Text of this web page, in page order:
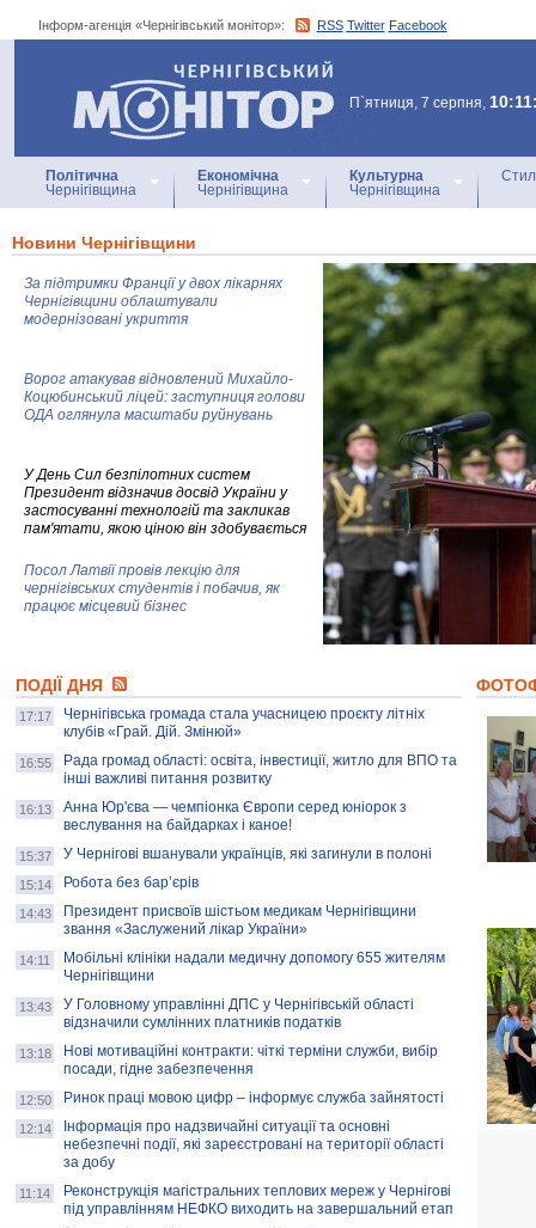
Інформ-агенція «Чернігівський монітор»: RSS Twitter Facebook
Інформ-агенція
«Чернігівський монітор»
П`ятниця, 7 серпня,
Політична
Чернігівщина
Економічна
Чернігівщина
Культурна
Чернігівщина
Новини Чернігівщини
За підтримки Франції у двох лікарнях
Чернігівщини облаштували
модернізовані укриття
Ворог атакував відновлений Михайло-
Коцюбинський ліцей: заступниця голови
ОДА оглянула масштаби руйнувань
У День Сил безпілотних систем
Президент відзначив досвід України у
застосуванні технологій та закликав
пам'ятати, якою ціною він здобувається
Посол Латвії провів лекцію для
чернігівських студентів і побачив, як
працює місцевий бізнес
колекцію про війну, емоції та тварин
AB InBev Efes Україна підтримала
навчальний проєкт "Молодіжна бізнес-
школа", спрямований на розвиток
підприємництва у Чернігівській області
Золота тварина: видання Forbes
написало про чернігівця Патрона: хто і
скільки на ньому заробляє? І куди
витрачають?
ПОДІЇ ДНЯ
17:17
Чернігівська громада стала учасницею проєкту літніх
клубів «Грай. Дій. Змінюй»
16:55
Рада громад області: освіта, інвестиції, житло для ВПО та
інші важливі питання розвитку
16:13
Анна Юр'єва — чемпіонка Європи серед юніорок з
веслування на байдарках і каное!
15:37 У Чернігові вшанували українців, які загинули в полоні
15:14 Робота без бар’єрів
14:43
Президент присвоїв шістьом медикам Чернігівщини
звання «Заслужений лікар України»
14:11
Мобільні клініки надали медичну допомогу 655 жителям
Чернігівщини
13:43
У Головному управлінні ДПС у Чернігівській області
відзначили сумлінних платників податків
13:18
Нові мотиваційні контракти: чіткі терміни служби, вибір
посади, гідне забезпечення
12:50 Ринок праці мовою цифр – інформує служба зайнятості
12:14
Інформація про надзвичайні ситуації та основні
небезпечні події, які зареєстровані на території області
за добу
11:14
Реконструкція магістральних теплових мереж у Чернігові
під управлінням НЕФКО виходить на завершальний етап